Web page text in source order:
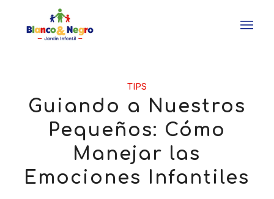
TIPS
Guiando a Nuestros
Pequeños: Cómo
Manejar las
Emociones Infantiles